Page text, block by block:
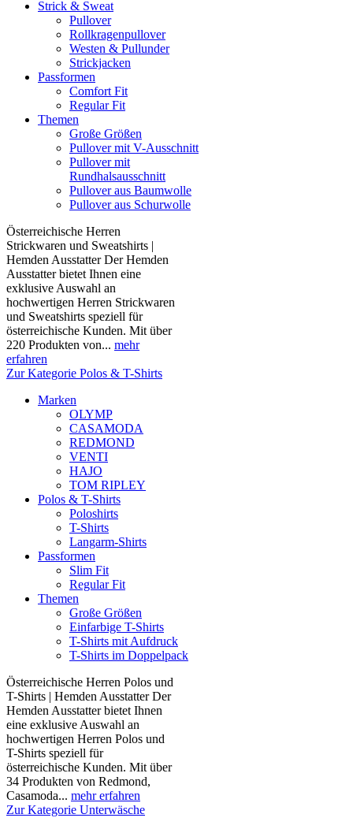
Strick & Sweat
Pullover
Rollkragenpullover
Westen & Pullunder
Strickjacken
Passformen
Comfort Fit
Regular Fit
Themen
Große Größen
Pullover mit V-Ausschnitt
Pullover mit
Rundhalsausschnitt
Pullover aus Baumwolle
Pullover aus Schurwolle
Österreichische Herren
Strickwaren und Sweatshirts |
Hemden Ausstatter Der Hemden
Ausstatter bietet Ihnen eine
exklusive Auswahl an
hochwertigen Herren Strickwaren
und Sweatshirts speziell für
österreichische Kunden. Mit über
220 Produkten von... mehr
erfahren
Zur Kategorie Polos & T-Shirts
Marken
OLYMP
CASAMODA
REDMOND
VENTI
HAJO
TOM RIPLEY
Polos & T-Shirts
Poloshirts
T-Shirts
Langarm-Shirts
Passformen
Slim Fit
Regular Fit
Themen
Große Größen
Einfarbige T-Shirts
T-Shirts mit Aufdruck
T-Shirts im Doppelpack
Österreichische Herren Polos und
T-Shirts | Hemden Ausstatter Der
Hemden Ausstatter bietet Ihnen
eine exklusive Auswahl an
hochwertigen Herren Polos und
T-Shirts speziell für
österreichische Kunden. Mit über
34 Produkten von Redmond,
Casamoda... mehr erfahren
Zur Kategorie Unterwäsche